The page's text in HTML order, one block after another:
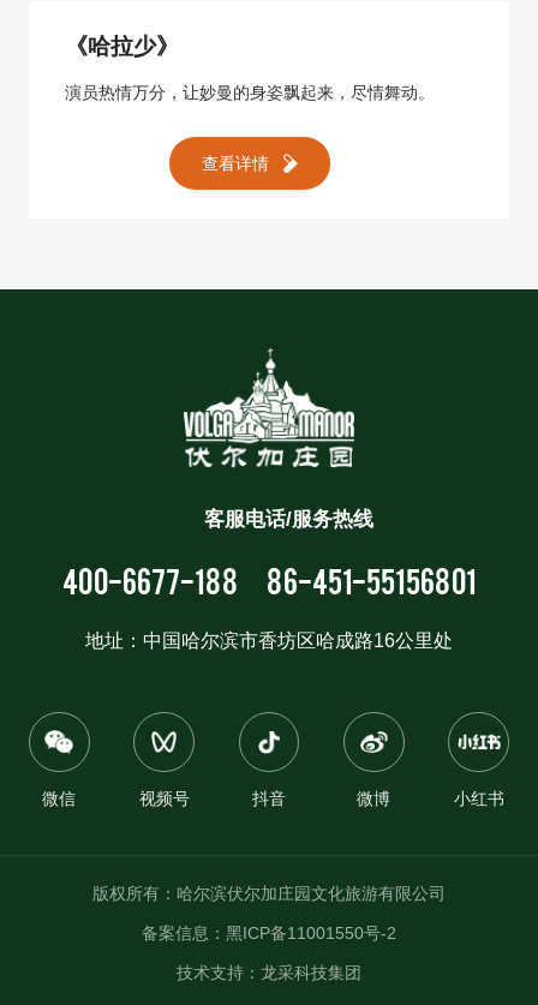
《哈拉少》
演员热情万分，让妙曼的身姿飘起来，尽情舞动。
查看详情
客服电话/服务热线
400-6677-188 86-451-55156801
地址：中国哈尔滨市香坊区哈成路16公里处
微信 视频号 抖音 微博 小红书
版权所有：哈尔滨伏尔加庄园文化旅游有限公司
备案信息： 黑ICP备11001550号-2
技术支持： 龙采科技集团